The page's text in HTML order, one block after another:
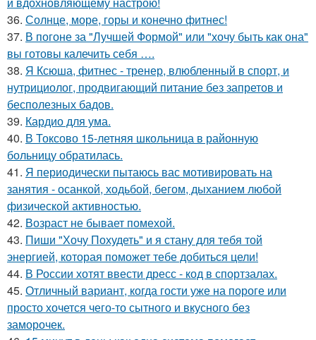
36. Солнце, море, горы и конечно фитнес!
37. В погоне за "Лучшей Формой" или "хочу быть как она"
вы готовы калечить себя ….
38. Я Ксюша, фитнес - тренер, влюбленный в спорт, и
нутрициолог, продвигающий питание без запретов и
бесполезных бадов.
39. Кардио для ума.
40. В Токсово 15-летняя школьница в районную
больницу обратилась.
41. Я периодически пытаюсь вас мотивировать на
занятия - осанкой, ходьбой, бегом, дыханием любой
физической активностью.
42. Возраст не бывает помехой.
43. Пиши "Хочу Похудеть" и я стану для тебя той
энергией, которая поможет тебе добиться цели!
44. В России хотят ввести дресс - код в спортзалах.
45. Отличный вариант, когда гости уже на пороге или
просто хочется чего-то сытного и вкусного без
заморочек.